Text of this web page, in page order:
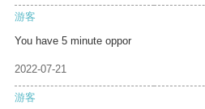
游客
You have 5 minute oppor
2022-07-21
游客